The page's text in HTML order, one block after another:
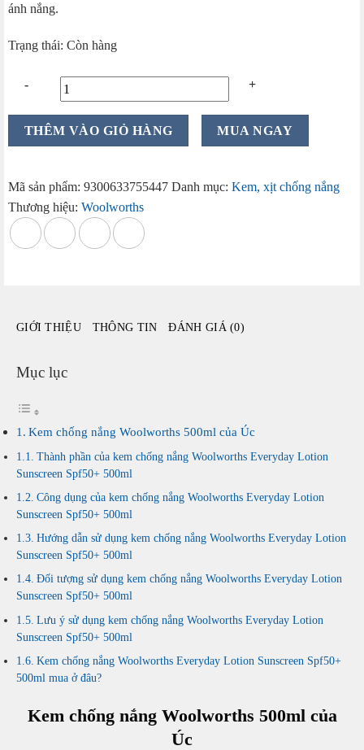
ánh nắng.
Trạng thái: Còn hàng
Kem
Woolworths
của
Úc
THÊM VÀO GIỎ HÀNG MUA NGAY
Mã sản phẩm: 9300633755447 Danh mục: Kem, xịt chống nắng
Thương hiệu: Woolworths
GIỚI THIỆU THÔNG TIN ĐÁNH GIÁ (0)
Mục lục
Kem chống nắng Woolworths 500ml của Úc
Thành phần của kem chống nắng Woolworths Everyday Lotion
Sunscreen Spf50+ 500ml
Công dụng của kem chống nắng Woolworths Everyday Lotion
Sunscreen Spf50+ 500ml
Hướng dẫn sử dụng kem chống nắng Woolworths Everyday Lotion
Sunscreen Spf50+ 500ml
Đối tượng sử dụng kem chống nắng Woolworths Everyday Lotion
Sunscreen Spf50+ 500ml
Lưu ý sử dụng kem chống nắng Woolworths Everyday Lotion
Sunscreen Spf50+ 500ml
Kem chống nắng Woolworths Everyday Lotion Sunscreen Spf50+
500ml mua ở đâu?
Kem chống nắng Woolworths 500ml của
Úc